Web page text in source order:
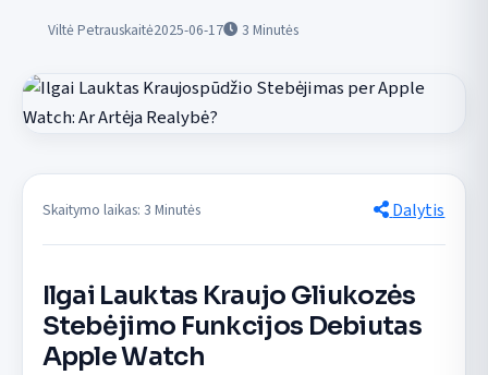
Viltė Petrauskaitė2025-06-17 3 Minutės
Skaitymo laikas: 3 Minutės Dalytis
Ilgai Lauktas Kraujo Gliukozės
Stebėjimo Funkcijos Debiutas
Apple Watch